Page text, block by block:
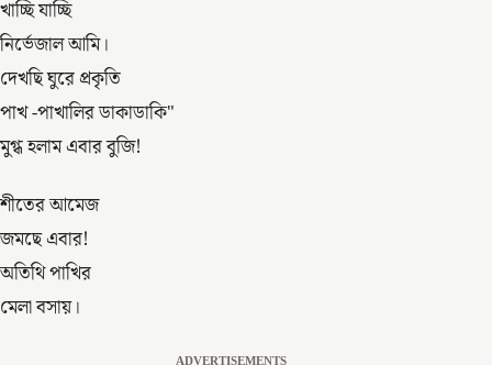
খাচ্ছি যাচ্ছি
নির্ভেজাল আমি।
দেখছি ঘুরে প্রকৃতি
পাখ -পাখালির ডাকাডাকি"
মুগ্ধ হলাম এবার বুজি!
শীতের আমেজ
জমছে এবার!
অতিথি পাখির
মেলা বসায়।